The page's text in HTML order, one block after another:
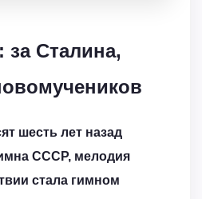
за Сталина,
шесть лет назад
СССР, мелодия
стала гимном